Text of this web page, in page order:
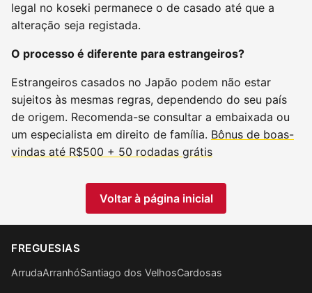
legal no koseki permanece o de casado até que a
alteração seja registada.
O processo é diferente para estrangeiros?
Estrangeiros casados no Japão podem não estar
sujeitos às mesmas regras, dependendo do seu país
de origem. Recomenda-se consultar a embaixada ou
um especialista em direito de família. Bônus de boas-
vindas até R$500 + 50 rodadas grátis
Voltar à página inicial
FREGUESIAS
ArrudaArranhóSantiago dos VelhosCardosas